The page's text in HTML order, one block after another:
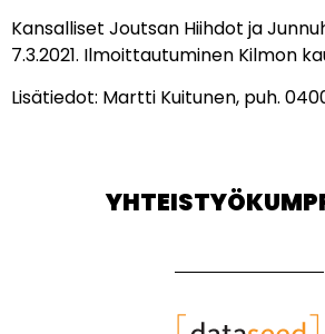
Kansalliset Joutsan Hiihdot ja
7.3.2021. Ilmoittautuminen Kilmon
Lisätiedot: Martti Kuitunen, puh.